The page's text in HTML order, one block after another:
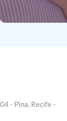
- Pina, Recife -